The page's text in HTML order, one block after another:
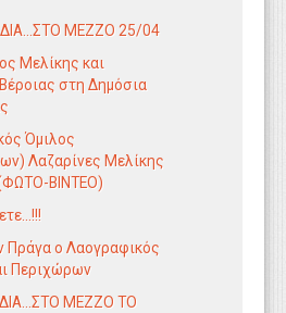
MEZZO 25/04
Μελίκης και
στη Δημόσια
Όμιλος
Λαζαρίνες Μελίκης
ΒΙΝΤΕΟ)
Πράγα ο Λαογραφικός
Περιχώρων
ΜΕΖΖΟ ΤΟ